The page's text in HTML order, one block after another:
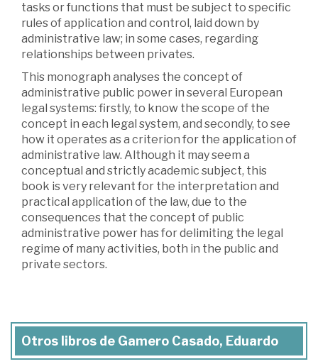
tasks or functions that must be subject to specific
rules of application and control, laid down by
administrative law; in some cases, regarding
relationships between privates.
This monograph analyses the concept of
administrative public power in several European
legal systems: firstly, to know the scope of the
concept in each legal system, and secondly, to see
how it operates as a criterion for the application of
administrative law. Although it may seem a
conceptual and strictly academic subject, this
book is very relevant for the interpretation and
practical application of the law, due to the
consequences that the concept of public
administrative power has for delimiting the legal
regime of many activities, both in the public and
private sectors.
Otros libros de Gamero Casado, Eduardo